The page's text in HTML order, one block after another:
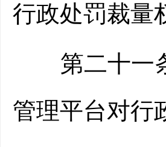
行政处罚裁量
第二十一条
管理平台对行